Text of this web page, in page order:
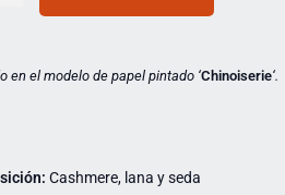
en el modelo de papel pintado ‘Chinoiserie‘.
Cashmere, lana y seda